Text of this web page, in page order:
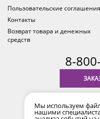
Пользовательские соглашения
Контакты
Возврат товара и денежных
средств
8-
время
Мы используем
нашими